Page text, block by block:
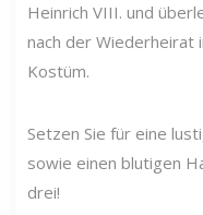
Heinrich VIII. und
nach der Wiederheirat
Kostüm.
Setzen Sie für eine
sowie einen blutigen
drei!